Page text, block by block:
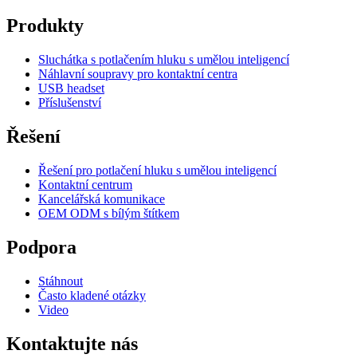
Produkty
Sluchátka s potlačením hluku s umělou inteligencí
Náhlavní soupravy pro kontaktní centra
USB headset
Příslušenství
Řešení
Řešení pro potlačení hluku s umělou inteligencí
Kontaktní centrum
Kancelářská komunikace
OEM ODM s bílým štítkem
Podpora
Stáhnout
Často kladené otázky
Video
Kontaktujte nás